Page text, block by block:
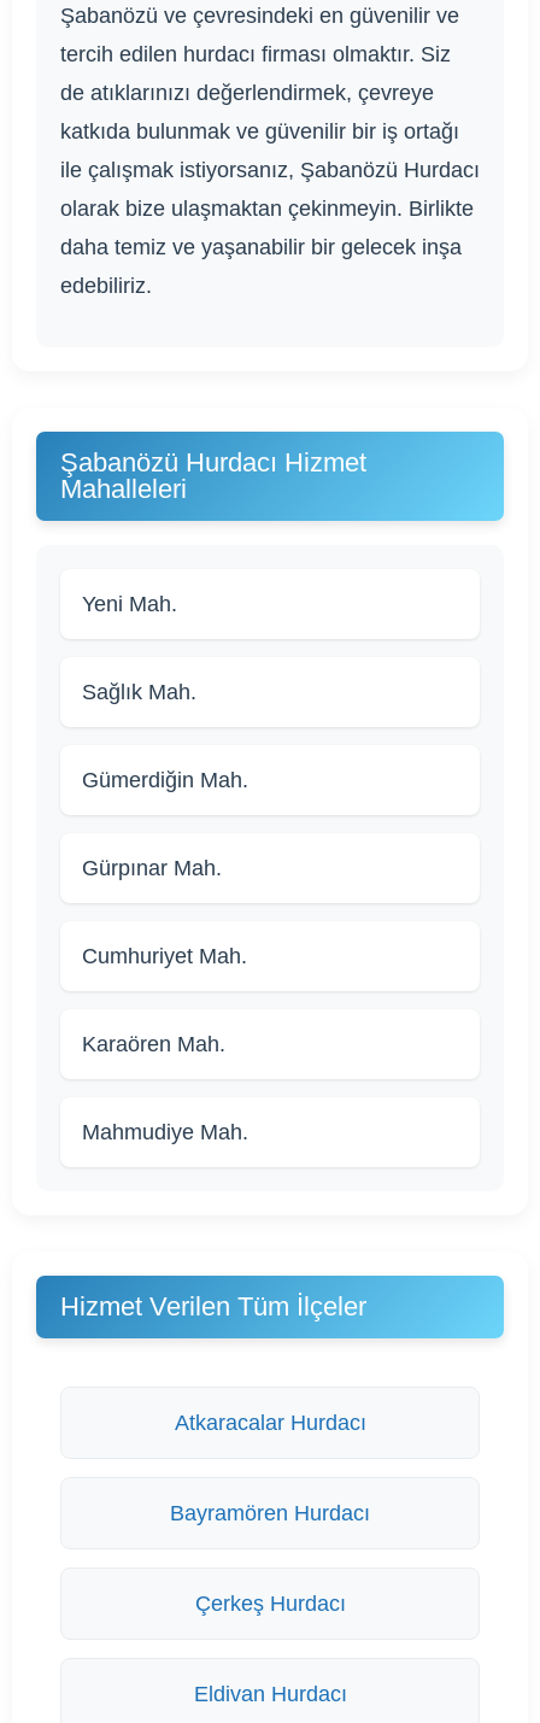
Şabanözü ve çevresindeki en güvenilir ve
tercih edilen hurdacı firması olmaktır. Siz
de atıklarınızı değerlendirmek, çevreye
katkıda bulunmak ve güvenilir bir iş ortağı
ile çalışmak istiyorsanız, Şabanözü Hurdacı
olarak bize ulaşmaktan çekinmeyin. Birlikte
daha temiz ve yaşanabilir bir gelecek inşa
edebiliriz.
Şabanözü Hurdacı Hizmet
Mahalleleri
Yeni Mah.
Sağlık Mah.
Gümerdiğin Mah.
Gürpınar Mah.
Cumhuriyet Mah.
Karaören Mah.
Mahmudiye Mah.
Hizmet Verilen Tüm İlçeler
Atkaracalar Hurdacı
Bayramören Hurdacı
Çerkeş Hurdacı
Eldivan Hurdacı